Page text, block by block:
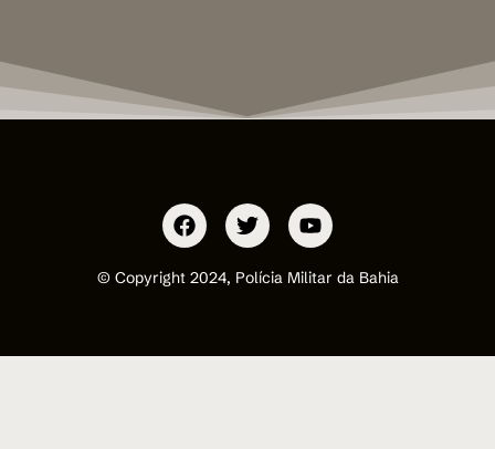
© Copyright 2024, Polícia Militar da Bahia